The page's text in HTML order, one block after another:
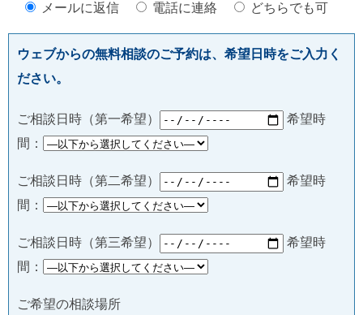
メールに返信 電話に連絡 どちらでも可
ウェブからの無料相談のご予約は、希望日時をご入力く
ださい。
ご相談日時（第一希望）
希望時
間：
ご相談日時（第二希望）
希望時
間：
ご相談日時（第三希望）
希望時
間：
ご希望の相談場所